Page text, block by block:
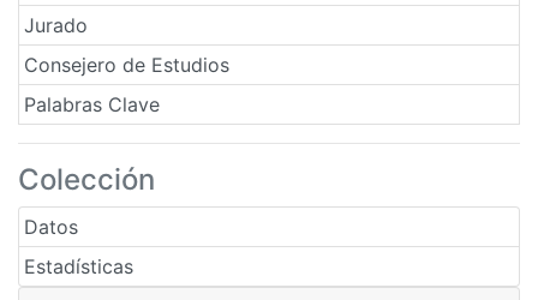
Jurado
Consejero de Estudios
Palabras Clave
Colección
Datos
Estadísticas